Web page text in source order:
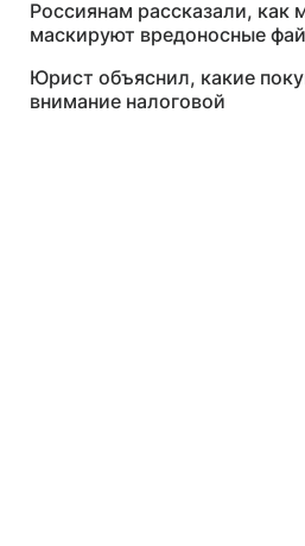
Россиянам рассказали, как
маскируют вредоносные
Юрист объяснил, какие
внимание налоговой